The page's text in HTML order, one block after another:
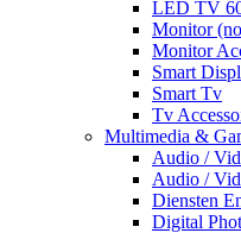
LED TV
Monitor
Monitor
Smart
Smart Tv
Tv
Multimedia &
Audio /
Audio /
Diensten
Digital